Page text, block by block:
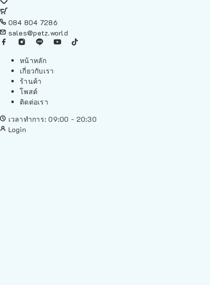
084 804 7286
sales@petz.world
หน้าหลัก
เกี่ยวกับเรา
ร้านค้า
โพสต์
ติดต่อเรา
เวลาทำการ: 09:00 - 20:30
Login